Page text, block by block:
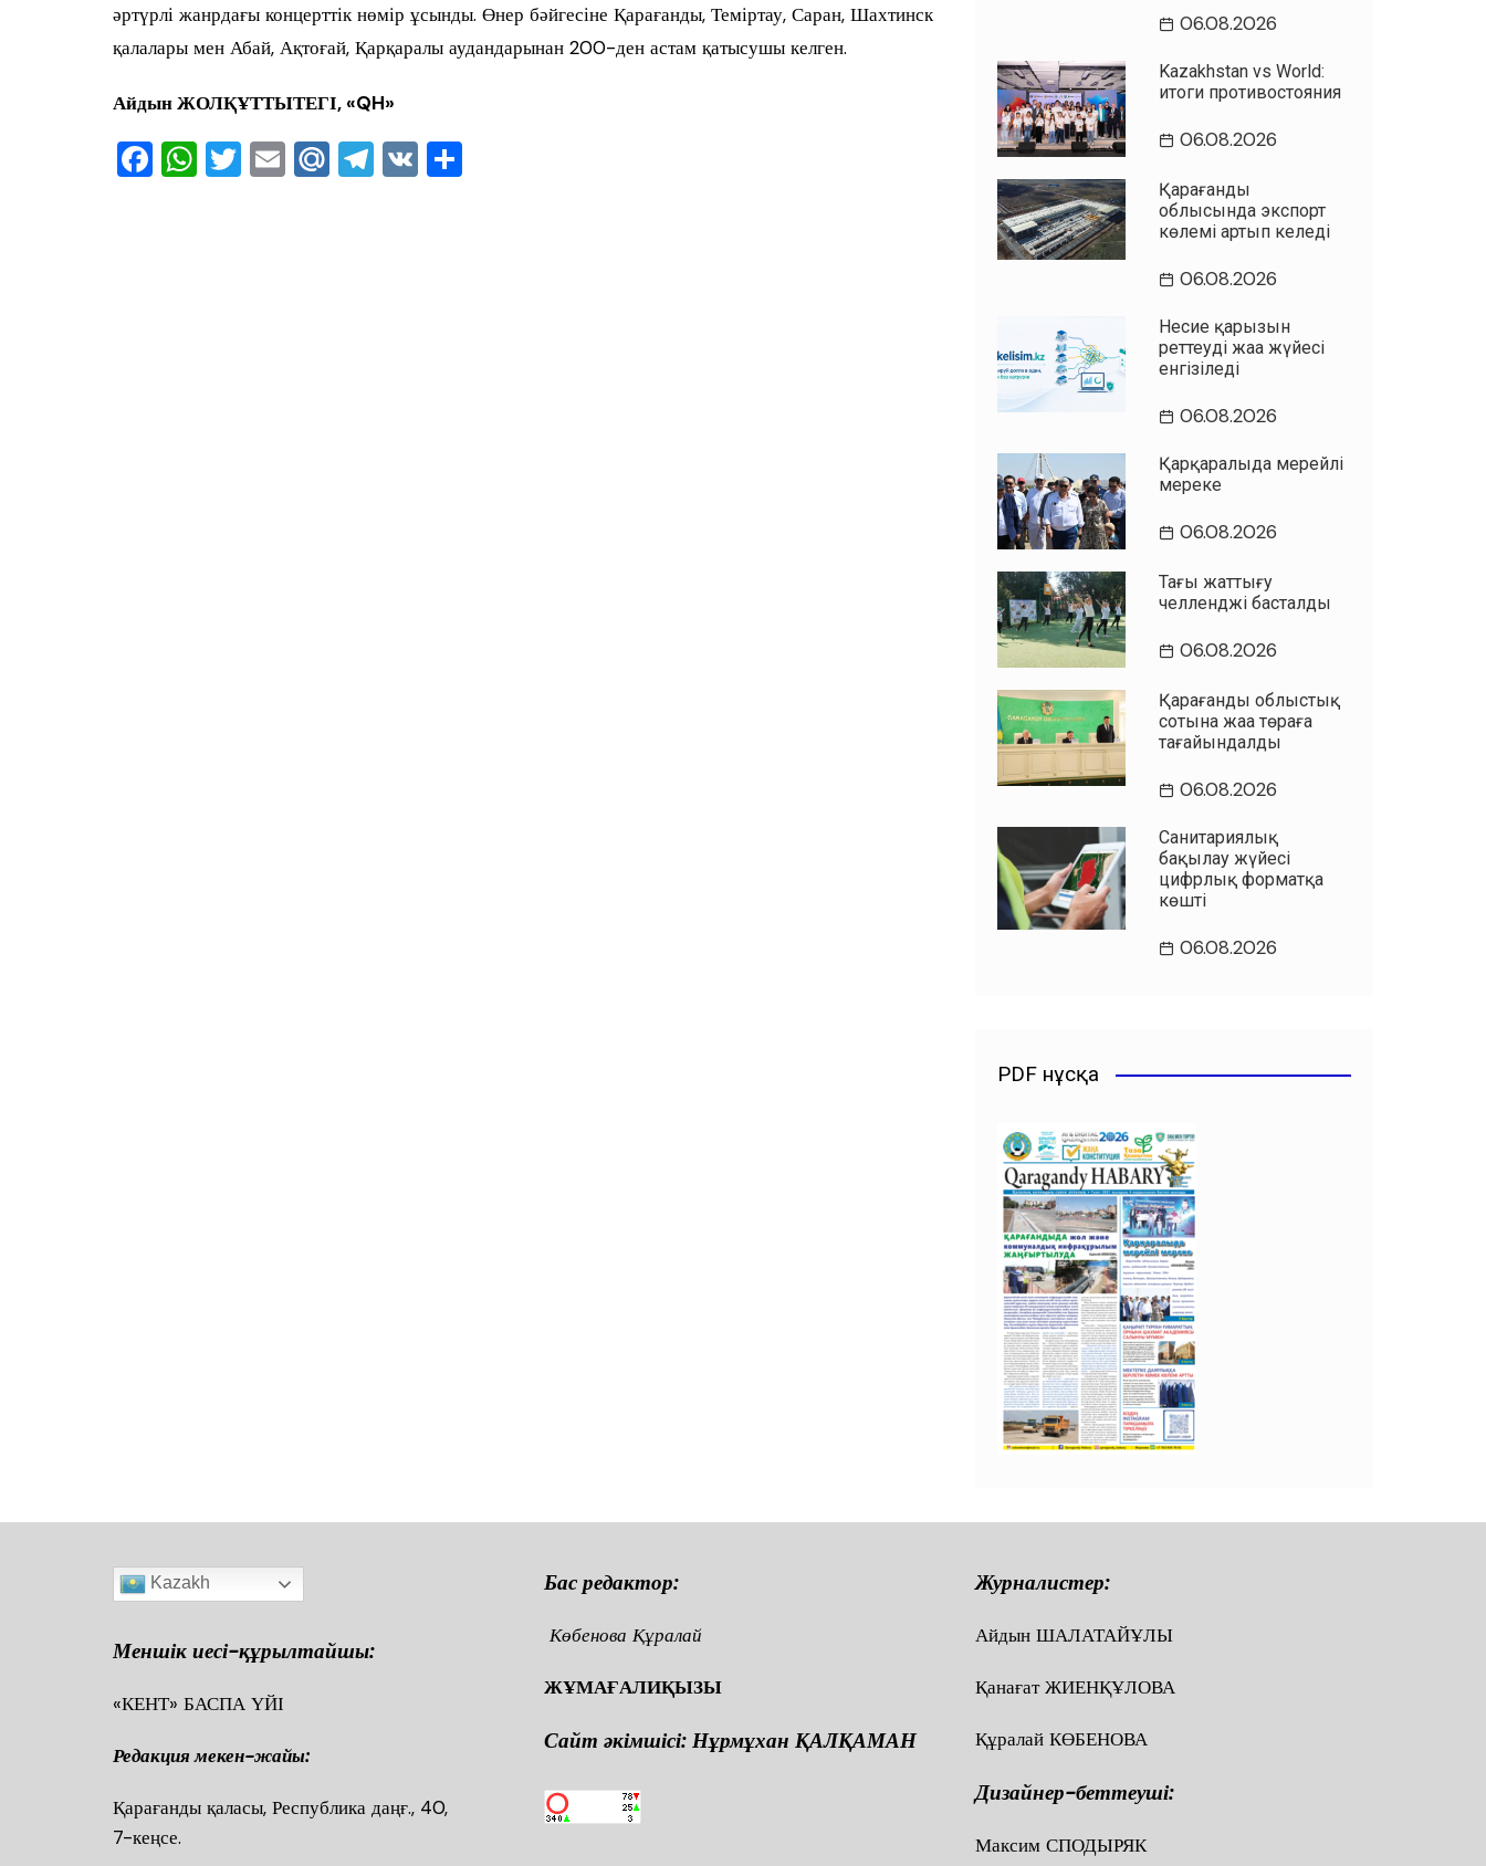
әртүрлі жанрдағы концерттік нөмір ұсынды. Өнер бәйгесіне Қарағанды, Теміртау, Саран, Шахтинск
қалалары мен Абай, Ақтоғай, Қарқаралы аудандарынан 200-ден астам қатысушы келген.
Айдын ЖОЛҚҰТТЫТЕГІ, «QH»
F W T E M T V
06.08.2026
Kazakhstan vs World:
итоги противостояния
06.08.2026
Қарағанды
облысында экспорт
көлемі артып келеді
06.08.2026
Несие қарызын
реттеудің жаңа жүйесі
енгізіледі
06.08.2026
Қарқаралыда мерейлі
мереке
06.08.2026
Таңғы жаттығу
челленджі басталды
06.08.2026
Қарағанды облыстық
сотына жаңа төраға
тағайындалды
06.08.2026
Санитариялық
бақылау жүйесі
цифрлық форматқа
көшті
06.08.2026
PDF нұсқа
Kazakh
Меншік иесі-құрылтайшы:
«КЕНТ» БАСПА ҮЙІ
Редакция мекен-жайы:
Қарағанды қаласы, Республика даңғ., 40,
7-кеңсе.
Бас редактор:
Көбенова Құралай
ЖҰМАҒАЛИҚЫЗЫ
Сайт әкімшісі: Нұрмұхан ҚАЛҚАМАН
Журналистер:
Айдын ШАЛАТАЙҰЛЫ
Қанағат ЖИЕНҚҰЛОВА
Құралай КӨБЕНОВА
Дизайнер-беттеуші:
Максим СПОДЫРЯК